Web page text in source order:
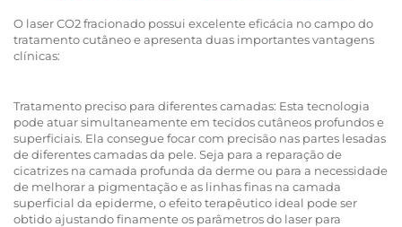
O laser CO2 fracionado possui excelente eficácia no campo do
tratamento cutâneo e apresenta duas importantes vantagens
clínicas:
Tratamento preciso para diferentes camadas: Esta tecnologia
pode atuar simultaneamente em tecidos cutâneos profundos e
superficiais. Ela consegue focar com precisão nas partes lesadas
de diferentes camadas da pele. Seja para a reparação de
cicatrizes na camada profunda da derme ou para a necessidade
de melhorar a pigmentação e as linhas finas na camada
superficial da epiderme, o efeito terapêutico ideal pode ser
obtido ajustando finamente os parâmetros do laser para